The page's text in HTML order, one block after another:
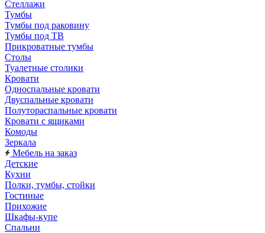
Стеллажи
Тумбы
Тумбы под раковину
Тумбы под ТВ
Прикроватные тумбы
Столы
Туалетные столики
Кровати
Односпальные кровати
Двуспальные кровати
Полутораспальные кровати
Кровати с ящиками
Комоды
Зеркала
Мебель на заказ
Детские
Кухни
Полки, тумбы, стойки
Гостиные
Прихожие
Шкафы-купе
Спальни